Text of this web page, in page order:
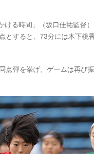
る時間」（坂口佳祐監督
すると、73分には木下桃
点弾を挙げ、ゲームは再び